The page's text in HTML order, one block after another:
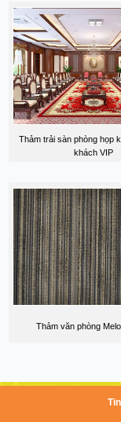
Thảm trải sàn phòng họp
khách VIP
Thảm văn phòng